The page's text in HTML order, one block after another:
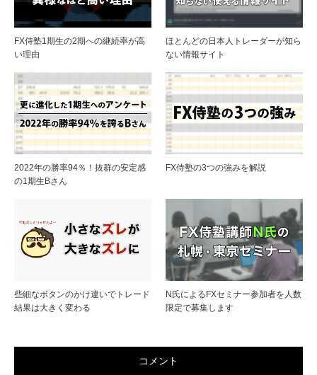
FX侍塾1期生の2期への継続率が高
い理由
ほとんどの日本人トレーダーが知ら
ない情報サイト
2022年の勝率94％！抜群の安定感
の1期生Bさん
FX侍塾の3つの強みを解説
些細なボタンのかけ違いでトレード
結果は大きく変わる
N氏によるFXセミナー参加者を人数
限定で募集します
コメント